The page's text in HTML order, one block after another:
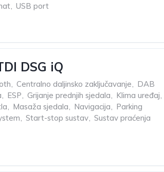
, USB port
DSG iQ
, Centralno daljinsko zaključavanje, DAB
, ESP, Grijanje prednjih sjedala, Klima uređaj,
, Masaža sjedala, Navigacija, Parking
, Start-stop sustav, Sustav praćenja